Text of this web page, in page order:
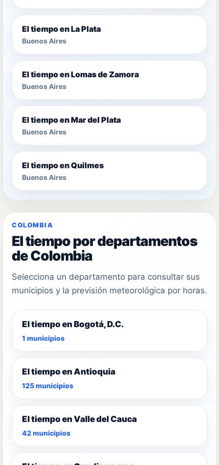
El tiempo en La Plata
Buenos Aires
El tiempo en Lomas de Zamora
Buenos Aires
El tiempo en Mar del Plata
Buenos Aires
El tiempo en Quilmes
Buenos Aires
COLOMBIA
El tiempo por departamentos
de Colombia
Selecciona un departamento para consultar sus
municipios y la previsión meteorológica por horas.
El tiempo en Bogotá, D.C.
1 municipios
El tiempo en Antioquia
125 municipios
El tiempo en Valle del Cauca
42 municipios